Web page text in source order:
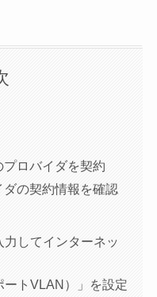
プロバイダを契約
ダの契約情報を確認
してインターネッ
ートVLAN）」を設定